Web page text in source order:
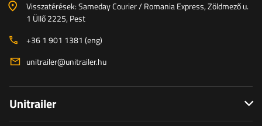
Visszatérések: Sameday Courier / Romania Express, Zöldmező u.
1 Üllő 2225, Pest
+36 1 901 1381 (eng)
unitrailer@unitrailer.hu
Unitrailer